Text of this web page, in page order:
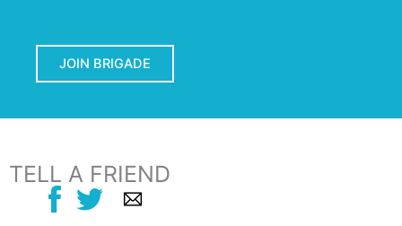
JOIN BRIGADE
TELL A FRIEND